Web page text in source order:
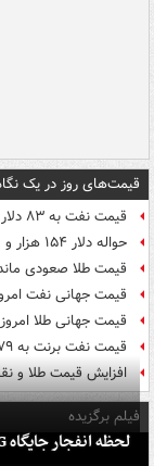
قیمت‌های روز در یک
قیمت نفت به ۸۳ دلار و ۵۵ سنت در هر بشکه رسید
حواله دلار ۱۵۴ هزار و ۴۵۱ تومان شد
قیمت طلا صعودی
قیمت جهانی نفت امروز ۱۶
قیمت جهانی طلا امروز ۱۵ مرداد
قیمت نفت برنت به ۷۹ دلار رسید
افزایش قیمت طلا و
فیلم برگزیده
لحظه انفجار جایگاه CNG "صحنه" در دوربین مداربسته